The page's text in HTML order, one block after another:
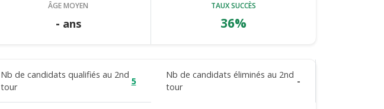
ÂGE MOYEN
- ans
TAUX SUCCÈS
36%
Nb de candidats qualifiés au 2nd
tour
5
Nb de candidats éliminés au 2nd
tour
-